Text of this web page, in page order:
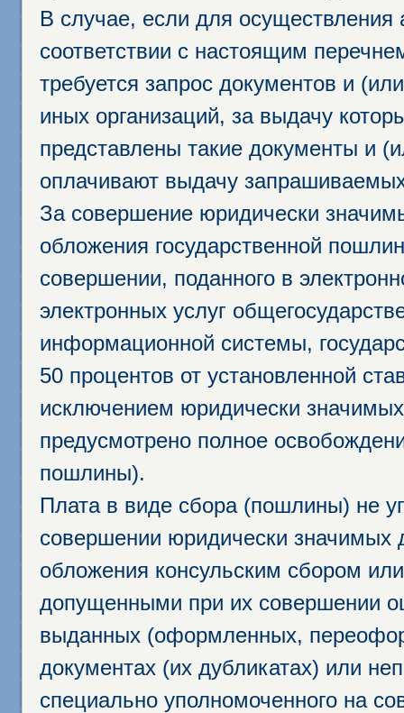
В случае, если для осуществления
соответствии с настоящим
требуется запрос документов и
иных организаций, за выдачу
представлены такие документы и
оплачивают выдачу
За совершение юридически
обложения государственной
совершении, поданного в
электронных услуг
информационной системы,
50 процентов от установленной
исключением юридически
предусмотрено полное
пошлины).
Плата в виде сбора (пошлины) не
совершении юридически
обложения консульским сбором
допущенными при их совершении
выданных (оформленных,
документах (их дубликатах) или
специально уполномоченного на